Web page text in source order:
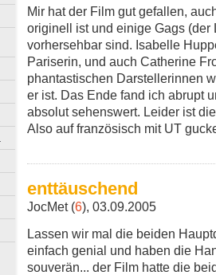
Mir hat der Film gut gefallen,
originell ist und einige Gags (der
vorhersehbar sind. Isabelle
Pariserin, und auch Catherine
phantastischen Darstellerinnen
er ist. Das Ende fand ich abrupt
absolut sehenswert. Leider ist
Also auf französisch mit UT
enttäuschend
JocMet (6), 03.09.2005
Lassen wir mal die beiden
einfach genial und haben die
souverän... der Film hatte die